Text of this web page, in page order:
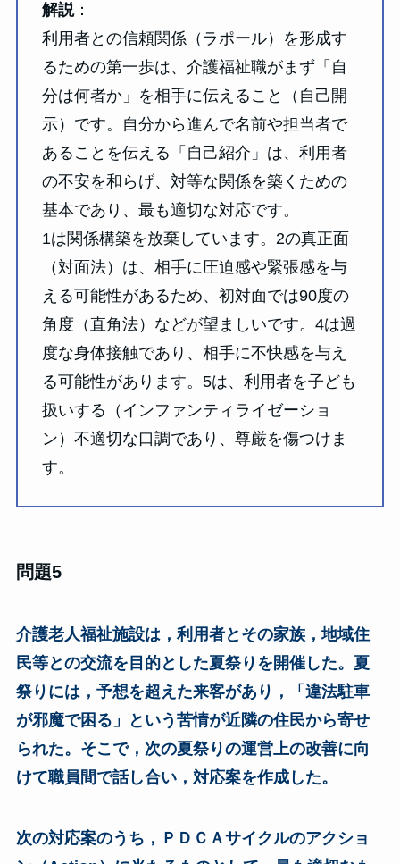
解説：
利用者との信頼関係（ラポール）を形成す
るための第一歩は、介護福祉職がまず「自
分は何者か」を相手に伝えること（自己開
示）です。自分から進んで名前や担当者で
あることを伝える「自己紹介」は、利用者
の不安を和らげ、対等な関係を築くための
基本であり、最も適切な対応です。
1は関係構築を放棄しています。2の真正面
（対面法）は、相手に圧迫感や緊張感を与
える可能性があるため、初対面では90度の
角度（直角法）などが望ましいです。4は過
度な身体接触であり、相手に不快感を与え
る可能性があります。5は、利用者を子ども
扱いする（インファンティライゼーショ
ン）不適切な口調であり、尊厳を傷つけま
す。
問題5
介護老人福祉施設は，利用者とその家族，地域住
民等との交流を目的とした夏祭りを開催した。夏
祭りには，予想を超えた来客があり，「違法駐車
が邪魔で困る」という苦情が近隣の住民から寄せ
られた。そこで，次の夏祭りの運営上の改善に向
けて職員間で話し合い，対応案を作成した。
次の対応案のうち，ＰＤＣＡサイクルのアクショ